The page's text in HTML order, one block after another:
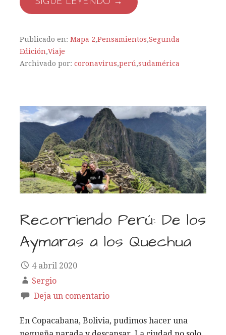
Publicado en: Mapa 2,Pensamientos,Segunda
Edición,Viaje
Archivado por: coronavirus,perú,sudamérica
Recorriendo Perú: De los
Aymaras a los Quechua
4 abril 2020
Sergio
Deja un comentario
En Copacabana, Bolivia, pudimos hacer una